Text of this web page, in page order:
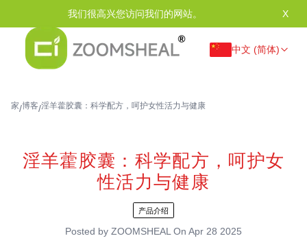
我们很高兴您访问我们的网站。 X
中文 (简体)
家/博客/淫羊藿胶囊：科学配方，呵护女性活力与健康
淫羊藿胶囊：科学配方，呵护女
性活力与健康
产品介绍
Posted by ZOOMSHEAL On Apr 28 2025